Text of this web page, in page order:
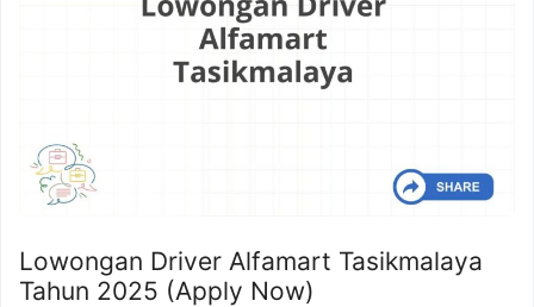
Lowongan Driver Alfamart Tasikmalaya
Tahun 2025 (Apply Now)